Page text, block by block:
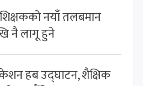
शिक्षकको नयाँ तलबमान
नै लागू हुने
हब उद्घाटन, शैक्षिक